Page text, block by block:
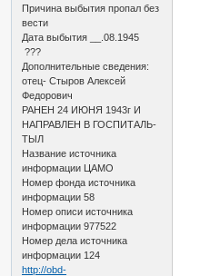
Причина выбытия пропал без
вести
Дата выбытия __.08.1945
???
Дополнительные сведения:
отец- Стыров Алексей
Федорович
РАНЕН 24 ИЮНЯ 1943г И
НАПРАВЛЕН В ГОСПИТАЛЬ-
ТЫЛ
Название источника
информации ЦАМО
Номер фонда источника
информации 58
Номер описи источника
информации 977522
Номер дела источника
информации 124
http://obd-